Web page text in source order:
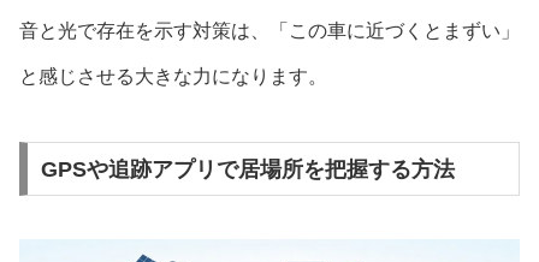
音と光で存在を示す対策は、「この車に近づくとまずい」
と感じさせる大きな力になります。
GPSや追跡アプリで居場所を把握する方法